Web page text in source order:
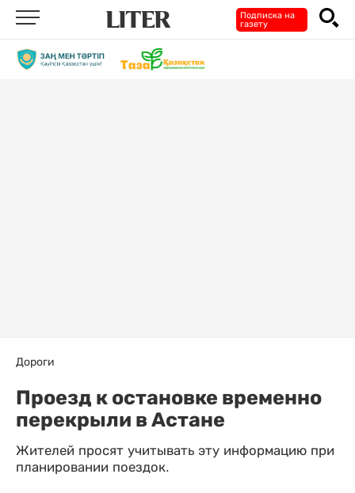
Подписка на
газету
Дороги
Проезд к остановке временно
перекрыли в Астане
Жителей просят учитывать эту информацию при
планировании поездок.